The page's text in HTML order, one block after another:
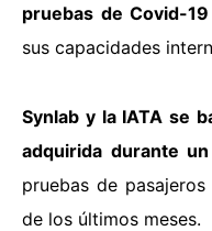
pruebas de Covid-
sus capacidades
Synlab y la IATA se
adquirida durante
pruebas de
de los últimos meses.